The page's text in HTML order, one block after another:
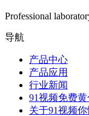
Professional
导航
产品中心
产品应用
行业新闻
91视频免费
关于91视频